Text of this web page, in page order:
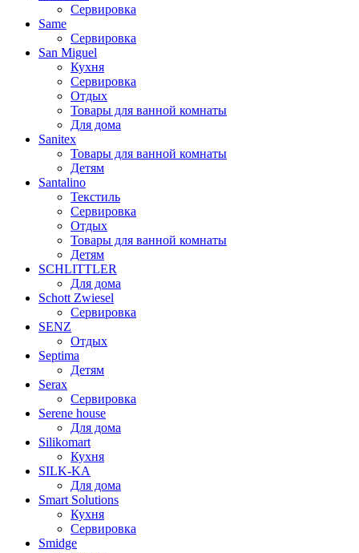
Сервировка
Same
Сервировка
San Miguel
Кухня
Сервировка
Отдых
Товары для ванной комнаты
Для дома
Sanitex
Товары для ванной комнаты
Детям
Santalino
Текстиль
Сервировка
Отдых
Товары для ванной комнаты
Детям
SCHLITTLER
Для дома
Schott Zwiesel
Сервировка
SENZ
Отдых
Septima
Детям
Serax
Сервировка
Serene house
Для дома
Silikomart
Кухня
SILK-KA
Для дома
Smart Solutions
Кухня
Сервировка
Smidge